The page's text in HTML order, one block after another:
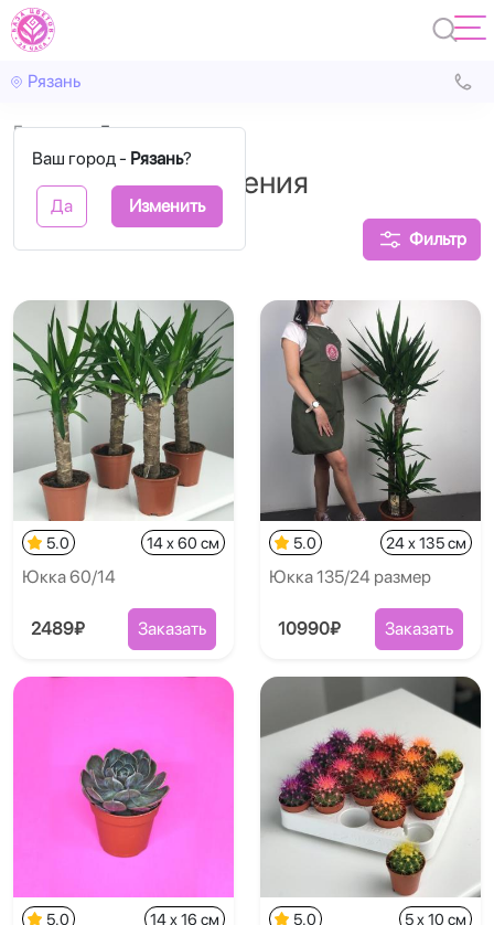
Рязань
Ваш город - Рязань?
Да Изменить
Главная Горшечные
Горшечные растения
Фильтр
5.0 14 x 60 см
Юкка 60/14
2489₽ Заказать
5.0 24 x 135 см
Юкка 135/24 размер
10990₽ Заказать
5.0 14 x 16 см 5.0 5 x 10 см